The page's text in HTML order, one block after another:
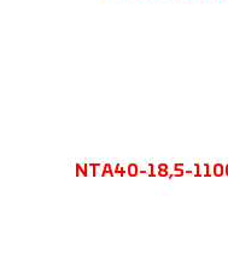
NTA40-18,5-